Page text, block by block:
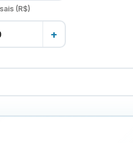
(R$)
+